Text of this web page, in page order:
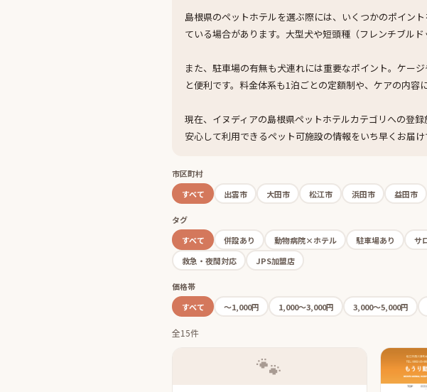
島根県のペットホテルを選ぶ際には、いくつかのポイン
ている場合があります。大型犬や短頭種（フレンチブル
また、駐車場の有無も犬連れには重要なポイント。ケー
と便利です。料金体系も1泊ごとの定額制や、ケアの内容
現在、イヌディアの島根県ペットホテルカテゴリへの登
安心して利用できるペット可施設の情報をいち早くお届
市区町村
すべて
出雲市 大田市 松江市 浜田市 益田市
タグ
すべて
併設あり 動物病院×ホテル 駐車場あり サ
救急・夜間対応
JPS加盟店
価格帯
すべて
〜1,000円 1,000〜3,000円 3,000〜5,000円
全15件
🐾